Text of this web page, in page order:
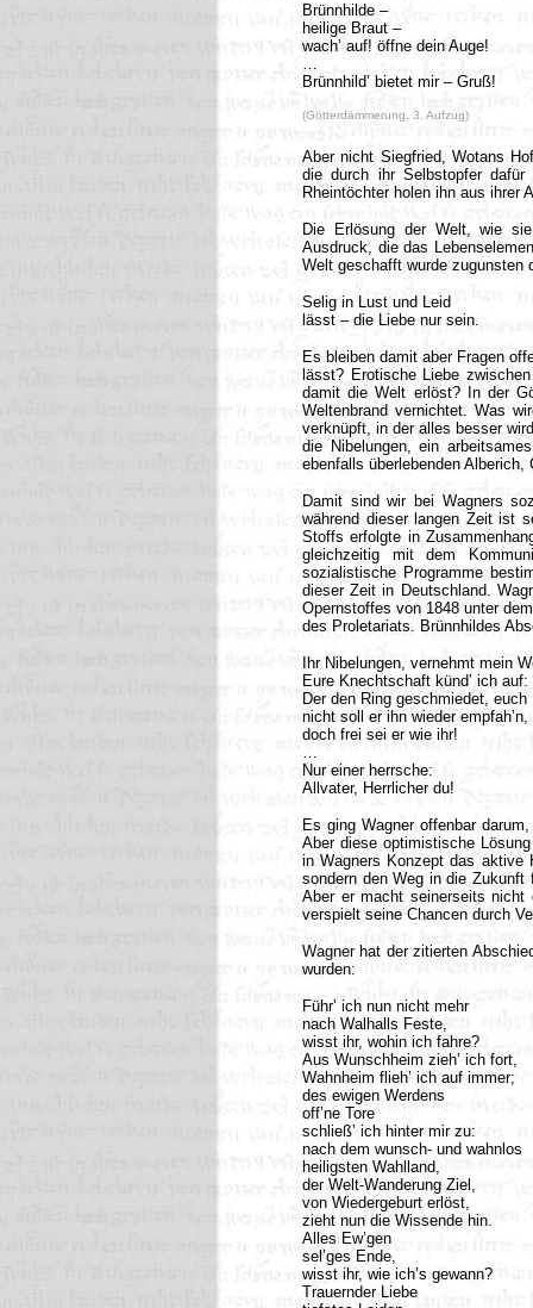
Brünnhilde –
heilige Braut –
wach’ auf! öffne dein Auge!
…
Brünnhild’ bietet mir – Gruß!
(Götterdämmerung, 3. Aufzug)
Aber nicht Siegfried, Wotans
die durch ihr Selbstopfer
Rheintöchter holen ihn aus ihrer
Die Erlösung der Welt, wie
Ausdruck, die das
Welt geschafft wurde zugunsten
Selig in Lust und Leid
lässt – die Liebe nur sein.
Es bleiben damit aber Fragen
lässt? Erotische Liebe
damit die Welt erlöst? In der
Weltenbrand vernichtet. Was
verknüpft, in der alles besser
die Nibelungen, ein
ebenfalls überlebenden
Damit sind wir bei Wagners
während dieser langen Zeit ist
Stoffs erfolgte in
gleichzeitig mit dem
sozialistische Programme
dieser Zeit in Deutschland.
Opernstoffes von 1848 unter
des Proletariats. Brünnhildes
Ihr Nibelungen, vernehmt mein
Eure Knechtschaft künd’ ich auf:
Der den Ring geschmiedet, euch
nicht soll er ihn wieder empfah’n,
doch frei sei er wie ihr!
…
Nur einer herrsche:
Allvater, Herrlicher du!
Es ging Wagner offenbar
Aber diese optimistische
in Wagners Konzept das aktive
sondern den Weg in die
Aber er macht seinerseits nicht
verspielt seine Chancen durch
Wagner hat der zitierten
wurden:
Führ’ ich nun nicht mehr
nach Walhalls Feste,
wisst ihr, wohin ich fahre?
Aus Wunschheim zieh’ ich fort,
Wahnheim flieh’ ich auf immer;
des ewigen Werdens
off’ne Tore
schließ’ ich hinter mir zu:
nach dem wunsch- und wahnlos
heiligsten Wahlland,
der Welt-Wanderung Ziel,
von Wiedergeburt erlöst,
zieht nun die Wissende hin.
Alles Ew’gen
sel’ges Ende,
wisst ihr, wie ich’s gewann?
Trauernder Liebe